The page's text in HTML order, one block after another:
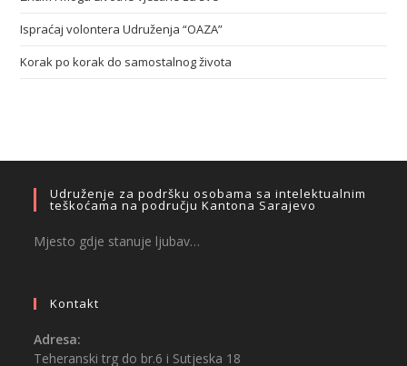
Ispraćaj volontera Udruženja “OAZA”
Korak po korak do samostalnog života
Udruženje za podršku osobama sa intelektualnim
teškoćama na području Kantona Sarajevo
Mjesto gdje stanuje ljubav…
Kontakt
Adresa:
Teheranski trg do br.6 i Sutjeska 18